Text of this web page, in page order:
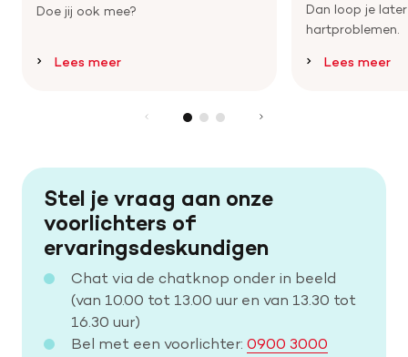
Doe jij ook mee?
Lees meer
Dan loop je
hartproblemen.
Lees meer
Stel je vraag aan onze
voorlichters of
ervaringsdeskundigen
Chat via de chatknop onder in beeld
(van 10.00 tot 13.00 uur en van 13.30 tot
16.30 uur)
Bel met een voorlichter: 0900 3000